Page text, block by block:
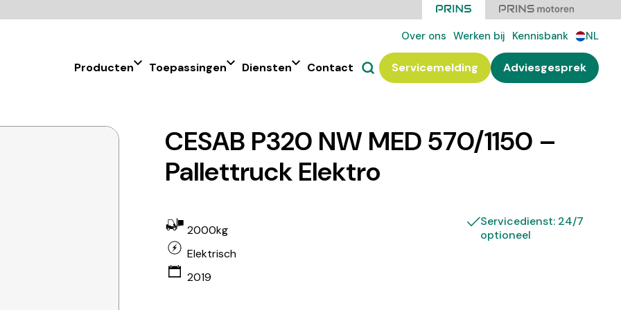
Over ons Werken bij Kennisbank NL
Producten Toepassingen Diensten Contact Servicemelding Adviesgesprek
CESAB P320 NW MED 570/1150 –
Pallettruck Elektro
2000kg
Elektrisch
2019
Servicedienst: 24/7
optioneel